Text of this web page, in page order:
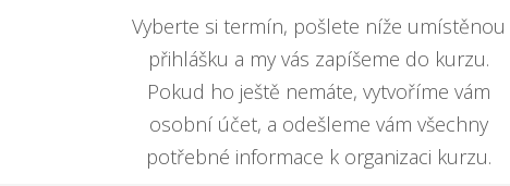
Vyberte si termín, pošlete níže umístěnou
přihlášku a my vás zapíšeme do kurzu.
Pokud ho ještě nemáte, vytvoříme vám
osobní účet, a odešleme vám všechny
potřebné informace k organizaci kurzu.